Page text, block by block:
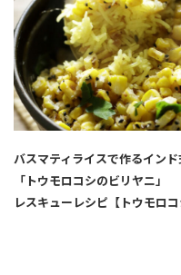
バスマティライスで作るイン
「トウモロコシのビリヤニ」
レスキューレシピ【トウモロコ